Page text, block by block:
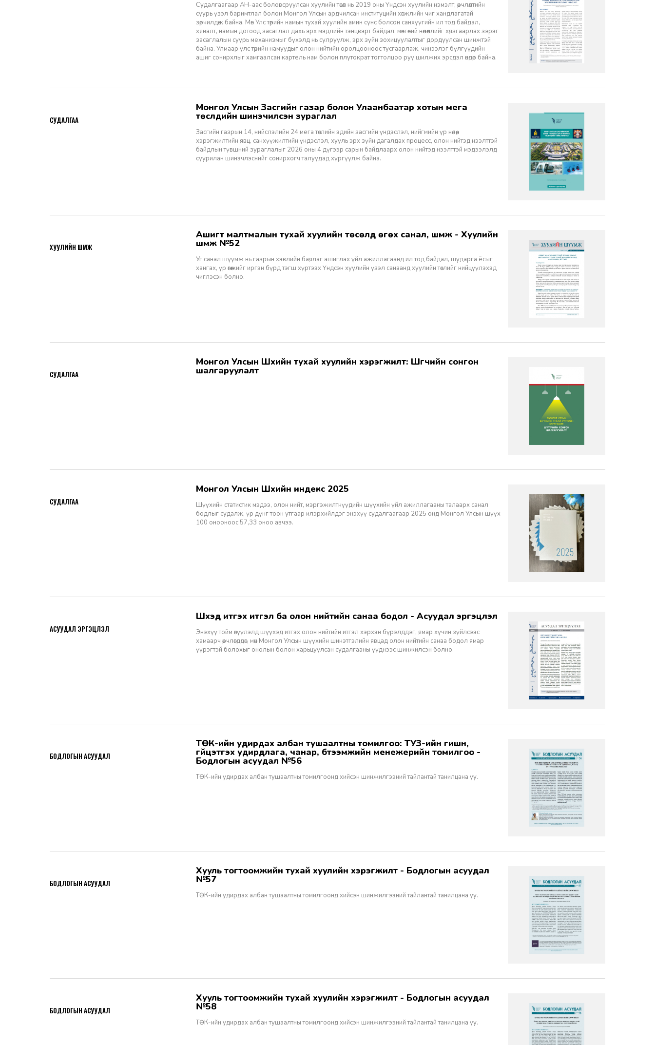
Судалгаагаар АН-аас боловсруулсан хуулийн төсөл нь 2019 оны Үндсэн хуулийн нэмэлт, өөрчлөлтийн
суурь үзэл баримтлал болон Монгол Улсын ардчилсан институцийн хөгжлийн чиг хандлагатай
зөрчилдөж байна. Мөн Улс төрийн намын тухай хуулийн амин сүнс болсон санхүүгийн ил тод байдал,
хяналт, намын дотоод засаглал дахь эрх мэдлийн тэнцвэрт байдал, мөнгөний нөлөөллийг хязгаарлах зэрэг
засаглалын суурь механизмыг бүхэлд нь сулруулж, эрх зүйн зохицуулалтыг дордуулсан шинжтэй
байна. Улмаар улс төрийн намуудыг олон нийтийн оролцооноос тусгаарлаж, чинээлэг бүлгүүдийн
ашиг сонирхлыг хамгаалсан картель нам болон плутократ тогтолцоо руу шилжих эрсдэл өндөр байна.
Монгол Улсын Засгийн газар болон Улаанбаатар хотын мега
төслүүдийн шинэчилсэн зураглал
Засгийн газрын 14, нийслэлийн 24 мега төслийн эдийн засгийн үндэслэл, нийгмийн үр нөлөө,
хэрэгжилтийн явц, санхүүжилтийн үндэслэл, хууль эрх зүйн дагалдах процесс, олон нийтэд нээлттэй
байдлын түвшний зураглалыг 2026 оны 4 дүгээр сарын байдлаарх олон нийтэд нээлттэй мэдээлэлд
суурилан шинэчлэснийг сонирхогч талуудад хүргүүлж байна.
СУДАЛГАА
Ашигт малтмалын тухай хуулийн төсөлд өгөх санал, шүүмж - Хуулийн
шүүмж №52
Уг санал шүүмж нь газрын хэвлийн баялаг ашиглах үйл ажиллагаанд ил тод байдал, шударга ёсыг
хангах, үр өгөөжийг иргэн бүрд тэгш хүртээх Үндсэн хуулийн үзэл санаанд хуулийн төслийг нийцүүлэхэд
чиглэсэн болно.
ХУУЛИЙН ШҮҮМЖ
Монгол Улсын Шүүхийн тухай хуулийн хэрэгжилт: Шүүгчийн сонгон
шалгаруулалт
СУДАЛГАА
Монгол Улсын Шүүхийн индекс 2025
Шүүхийн статистик мэдээ, олон нийт, мэргэжилтнүүдийн шүүхийн үйл ажиллагааны талаарх санал
бодлыг судалж, үр дүнг тоон утгаар илэрхийлдэг энэхүү судалгаагаар 2025 онд Монгол Улсын шүүх
100 онооноос 57,33 оноо авчээ.
СУДАЛГАА
Шүүхэд итгэх итгэл ба олон нийтийн санаа бодол - Асуудал эргэцүүлэл
Энэхүү тойм өгүүлэлд шүүхэд итгэх олон нийтийн итгэл хэрхэн бүрэлддэг, ямар хүчин зүйлсээс
хамаарч өөрчлөгддөг, мөн Монгол Улсын шүүхийн шинэтгэлийн явцад олон нийтийн санаа бодол ямар
үүрэгтэй болохыг онолын болон харьцуулсан судалгааны үүднээс шинжилсэн болно.
АСУУДАЛ ЭРГЭЦҮҮЛЭЛ
ТӨК-ийн удирдах албан тушаалтны томилгоо: ТУЗ-ийн гишүүн,
гүйцэтгэх удирдлага, чанар, бүтээмжийн менежерийн томилгоо -
Бодлогын асуудал №56
ТӨК-ийн удирдах албан тушаалтны томилгоонд хийсэн шинжилгээний тайлантай танилцана уу.
БОДЛОГЫН АСУУДАЛ
Хууль тогтоомжийн тухай хуулийн хэрэгжилт - Бодлогын асуудал
№57
ТӨК-ийн удирдах албан тушаалтны томилгоонд хийсэн шинжилгээний тайлантай танилцана уу.
БОДЛОГЫН АСУУДАЛ
Хууль тогтоомжийн тухай хуулийн хэрэгжилт - Бодлогын асуудал
№58
ТӨК-ийн удирдах албан тушаалтны томилгоонд хийсэн шинжилгээний тайлантай танилцана уу.
БОДЛОГЫН АСУУДАЛ